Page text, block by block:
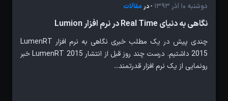
دوشنبه 10 آذر 1393 - در مقالات
نگاهی به دنیای Real Time در نرم افزار Lumion
چندی پیش در یک مطلب خبری نگاهی به نرم افزار LumenRT
2015 داشتیم. درست چند روز قبل از انتشار LumenRT 2015 خبر
رونمایی از یک نرم افزار قدرتمند...